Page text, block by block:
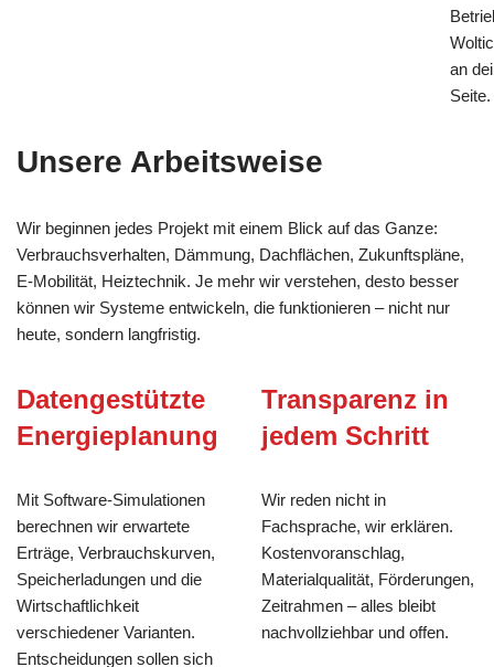
an
Seite.
Unsere Arbeitsweise
Wir beginnen jedes Projekt mit einem Blick auf das Ganze:
Verbrauchsverhalten, Dämmung, Dachflächen, Zukunftspläne,
E-Mobilität, Heiztechnik. Je mehr wir verstehen, desto besser
können wir Systeme entwickeln, die funktionieren – nicht nur
heute, sondern langfristig.
Datengestützte
Energieplanung
Mit Software-Simulationen
berechnen wir erwartete
Erträge, Verbrauchskurven,
Speicherladungen und die
Wirtschaftlichkeit
verschiedener Varianten.
Entscheidungen sollen sich
Transparenz in
jedem Schritt
Wir reden nicht in
Fachsprache, wir erklären.
Kostenvoranschlag,
Materialqualität, Förderungen,
Zeitrahmen – alles bleibt
nachvollziehbar und offen.